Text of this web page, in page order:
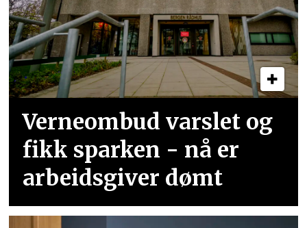
Verneombud varslet og
fikk sparken - nå er
arbeidsgiver dømt